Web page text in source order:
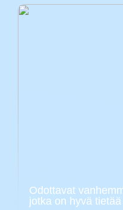
Odottavat
jotka on hyvä tietää